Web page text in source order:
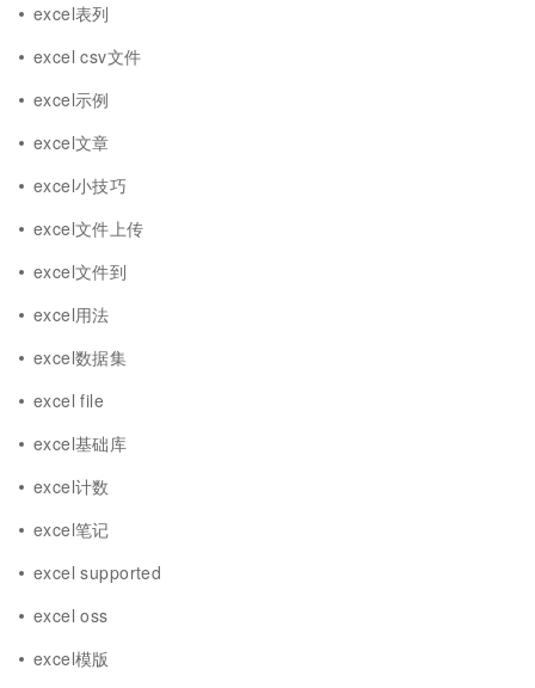
excel表列
excel csv文件
excel示例
excel文章
excel小技巧
excel文件上传
excel文件到
excel用法
excel数据集
excel file
excel基础库
excel计数
excel笔记
excel supported
excel oss
excel模版